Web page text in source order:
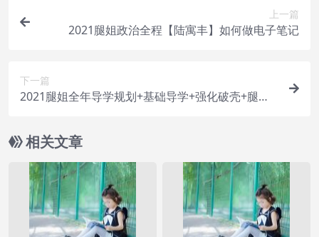
上一篇
2021腿姐政治全程【陆寓丰】如何做电子笔记
下一篇
2021腿姐全年导学规划+基础导学+强化破壳+腿姐
相关文章